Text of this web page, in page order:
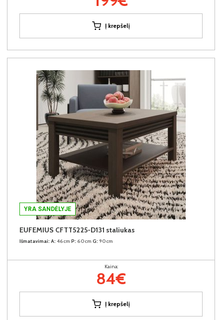
Į krepšelį
YRA SANDĖLYJE
EUFEMIUS CFTT5225-D131 staliukas
Išmatavimai: A: 46cm P: 60cm G: 90cm
Kaina:
84€
Į krepšelį